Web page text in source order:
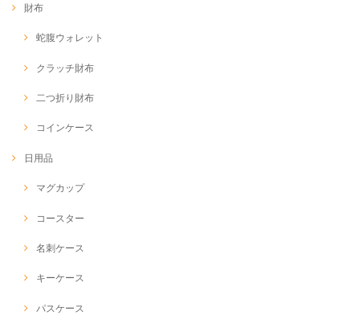
財布
蛇腹ウォレット
クラッチ財布
二つ折り財布
コインケース
日用品
マグカップ
コースター
名刺ケース
キーケース
パスケース